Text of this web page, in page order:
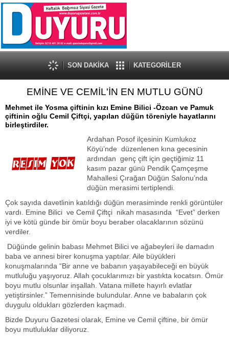
SON DAKİKA KATEGORİLER
EMİNE VE CEMİL'İN EN MUTLU GÜNÜ
Mehmet ile Yosma çiftinin kızı Emine Bilici -Özcan ve Pamuk
çiftinin oğlu Cemil Çiftçi, yapılan düğün töreniyle hayatlarını
birleştirdiler.
Ardahan Posof ilçesinin Kumlukoz
Köyü’nde düzenlenen kına gecesinin
ardından genç çift için geçtiğimiz 11
kasım pazar günü Pendik Çamçeşme
Mahallesi Çırağan Düğün Salonu’nda
düğün merasimi tertiplendi.
Çok sayıda davetlinin katıldığı düğün merasiminde renkli görüntüler
vardı. Emine Bilici ve Cemil Çiftçi nikah masasında “Evet” derken
iyi ve kötü günde bir ömür boyu beraber olacaklarının sözünü
verdiler.
Düğünde gelinin babası Mehmet Bilici ve ağabeyleri ile damadın
baba ve annesi birer konuşma yaptılar. Aile büyükleri
konuşmalarında “Bir anne ve babanın yaşayabileceği en büyük
mutluluğu yaşıyoruz. Allah çocuklarımızı bir yastıkta kocatsın. Ömür
boyu mutlu olsunlar inşallah. Vatana millete hayırlı evlatlar
yetiştirsinler.” Temennisinde bulundular. Anne ve babaların çok
duygulu oldukları gözlerden kaçmadı.
Bizde Duyuru Gazetesi olarak, Emine ve Cemil çiftine, bir ömür
boyu mutluluklar diliyoruz.